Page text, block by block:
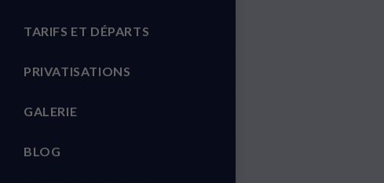
TARIFS ET DÉPARTS
PRIVATISATIONS
GALERIE
BLOG